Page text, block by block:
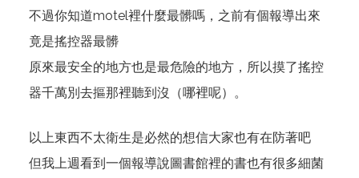
不過你知道motel裡什麼最髒嗎，之前有個報導出來
竟是搖控器最髒
原來最安全的地方也是最危險的地方，所以摸了搖控
器千萬別去摳那裡聽到沒（哪裡呢）。
以上東西不太衛生是必然的想信大家也有在防著吧
但我上週看到一個報導說圖書館裡的書也有很多細菌